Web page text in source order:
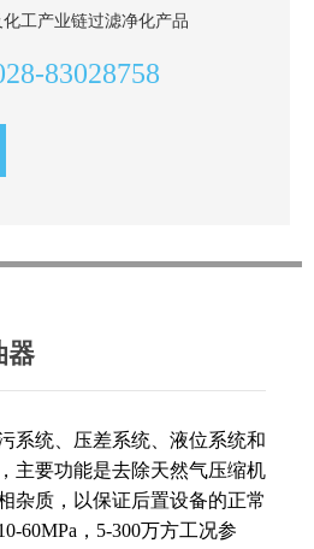
工产业链过滤净化产品
83028758
器
系统 、压差系统、液位系统和
主要功能是去除天然气压缩机
杂质，以保证后置设备的正常
60MPa ， 5-300万方工况参